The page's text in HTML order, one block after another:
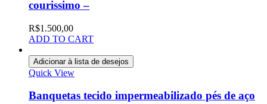
courissimo –
R$1.500,00
ADD TO CART
Adicionar à lista de desejos
Quick View
Banquetas tecido impermeabilizado pés de aço